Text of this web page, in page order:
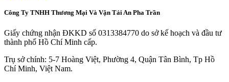
Công Ty TNHH Thương Mại Và Vận Tải An Pha Trần
Giấy chứng nhận ĐKKD số 0313384770 do sở kế hoạch và đầu tư
thành phố Hồ Chí Minh cấp.
Trụ sở chính: 5-7 Hoàng Việt, Phường 4, Quận Tân Bình, Tp Hồ
Chí Minh, Việt Nam.